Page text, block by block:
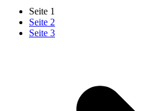
Seite 1
Seite 2
Seite 3